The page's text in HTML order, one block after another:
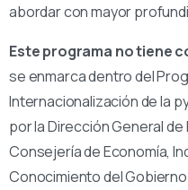
abordar con mayor
Este programa no tiene
se enmarca dentro del
Internacionalización de la
por la Dirección General
Consejería de Economía,
Conocimiento del Gobierno